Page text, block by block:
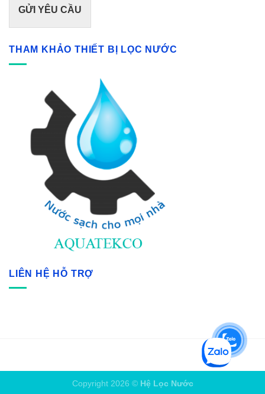
GỬI YÊU CẦU
THAM KHẢO THIẾT BỊ LỌC NƯỚC
LIÊN HỆ HỖ TRỢ
Copyright 2026 © Hệ Lọc Nước